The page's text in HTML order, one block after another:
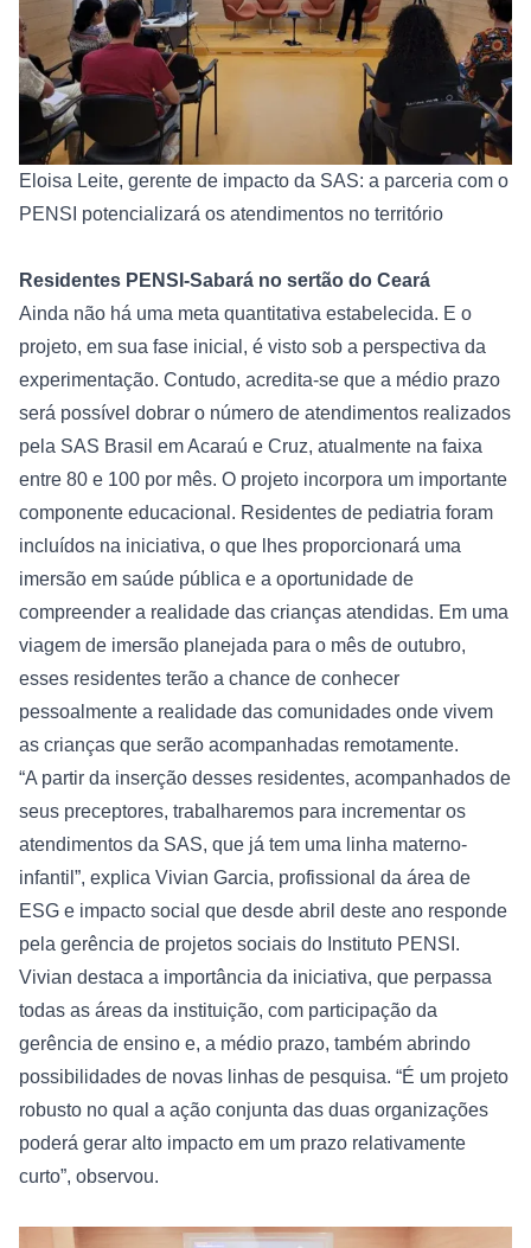
Eloisa Leite, gerente de impacto da SAS: a parceria com o
PENSI potencializará os atendimentos no território
Residentes PENSI-Sabará no sertão do Ceará
Ainda não há uma meta quantitativa estabelecida. E o
projeto, em sua fase inicial, é visto sob a perspectiva da
experimentação. Contudo, acredita-se que a médio prazo
será possível dobrar o número de atendimentos realizados
pela SAS Brasil em Acaraú e Cruz, atualmente na faixa
entre 80 e 100 por mês. O projeto incorpora um importante
componente educacional. Residentes de pediatria foram
incluídos na iniciativa, o que lhes proporcionará uma
imersão em saúde pública e a oportunidade de
compreender a realidade das crianças atendidas. Em uma
viagem de imersão planejada para o mês de outubro,
esses residentes terão a chance de conhecer
pessoalmente a realidade das comunidades onde vivem
as crianças que serão acompanhadas remotamente.
“A partir da inserção desses residentes, acompanhados de
seus preceptores, trabalharemos para incrementar os
atendimentos da SAS, que já tem uma linha materno-
infantil”, explica Vivian Garcia, profissional da área de
ESG e impacto social que desde abril deste ano responde
pela gerência de projetos sociais do Instituto PENSI.
Vivian destaca a importância da iniciativa, que perpassa
todas as áreas da instituição, com participação da
gerência de ensino e, a médio prazo, também abrindo
possibilidades de novas linhas de pesquisa. “É um projeto
robusto no qual a ação conjunta das duas organizações
poderá gerar alto impacto em um prazo relativamente
curto”, observou.